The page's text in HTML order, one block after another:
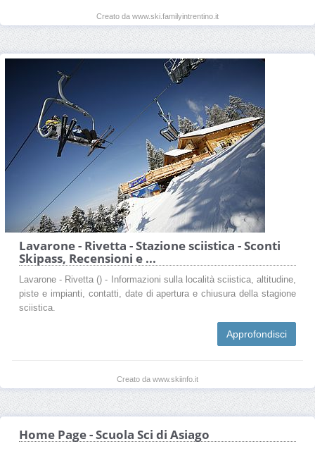
Creato da www.ski.familyintrentino.it
Lavarone - Rivetta - Stazione sciistica - Sconti
Skipass, Recensioni e ...
Lavarone - Rivetta () - Informazioni sulla località sciistica, altitudine,
piste e impianti, contatti, date di apertura e chiusura della stagione
sciistica.
Approfondisci
Creato da www.skiinfo.it
Home Page - Scuola Sci di Asiago